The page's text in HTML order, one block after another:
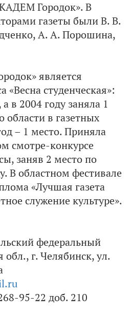
Городок». В
газеты были В. В.
А. А. Порошина,
является
«Весна студенческая»:
в 2004 году заняла 1
области в газетных
– 1 место. Приняла
смотре-конкурсе
заняв 2 место по
В областном фестивале
«Лучшая газета
служение культуре».
федеральный
обл., г. Челябинск, ул.
95-22 доб. 210